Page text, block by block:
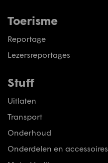
Toerisme
Reportage
Lezersreportages
Stuff
Uitlaten
Transport
Onderhoud
Onderdelen en accessoires